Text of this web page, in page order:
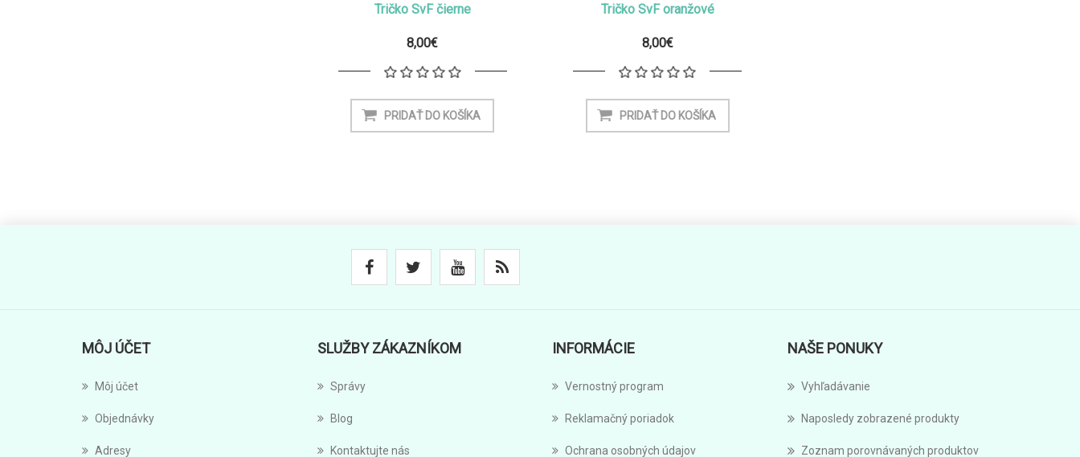
Tričko SvF čierne
8,00€
Tričko SvF oranžové
8,00€
MÔJ ÚČET
Môj účet
Objednávky
Adresy
SLUŽBY ZÁKAZNÍKOM
Správy
Blog
Kontaktujte nás
INFORMÁCIE
Vernostný program
Reklamačný poriadok
Ochrana osobných údajov
NAŠE PONUKY
Vyhľadávanie
Naposledy zobrazené produkty
Zoznam porovnávaných produktov